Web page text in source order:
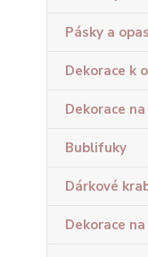
Pásky a
Dekorace k
Dekorace
Bublifuky
Dárkové
Dekorace